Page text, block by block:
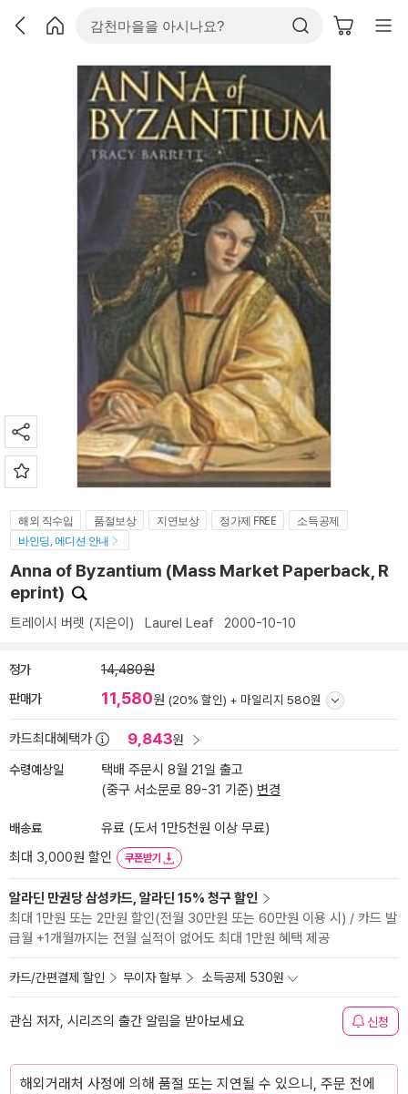
해외 직수입 품절보상 지연보상 정가제 FREE
소득공제
바인딩, 에디션 안내
Anna of Byzantium (Mass Market Paperback, R
eprint)
트레이시 버렛 (지은이) Laurel Leaf 2000-10-10
정가 14,480원
판매가 11,580원 (20% 할인) + 마일리지 580원
카드최대혜택가 9,843원
수령예상일
택배 주문시 8월 21일 출고
(중구 서소문로 89-31 기준) 변경
배송료
유료 (도서 1만5천원 이상 무료)
최대 3,000원 할인
쿠폰받기
알라딘 만권당 삼성카드, 알라딘 15% 청구 할인
최대 1만원 또는 2만원 할인(전월 30만원 또는 60만원 이용 시) / 카드 발
급월 +1개월까지는 전월 실적이 없어도 최대 1만원 혜택 제공
카드/간편결제 할인 무이자 할부 소득공제 530원
관심 저자, 시리즈의 출간 알림을 받아보세요 신청
해외거래처 사정에 의해 품절 또는 지연될 수 있으니, 주문 전에